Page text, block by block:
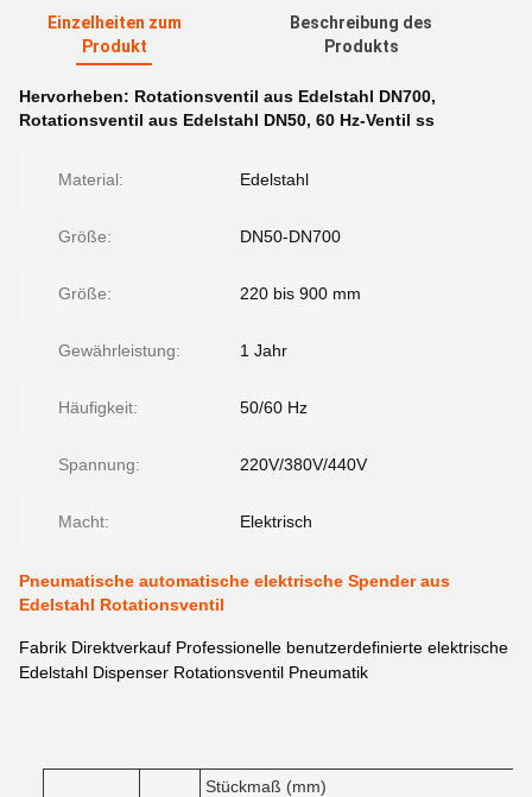
Einzelheiten zum
Produkt
Beschreibung des
Produkts
Hervorheben: Rotationsventil aus Edelstahl DN700,
Rotationsventil aus Edelstahl DN50, 60 Hz-Ventil ss
Material: Edelstahl
Größe: DN50-DN700
Größe: 220 bis 900 mm
Gewährleistung: 1 Jahr
Häufigkeit: 50/60 Hz
Spannung: 220V/380V/440V
Macht: Elektrisch
Pneumatische automatische elektrische Spender aus
Edelstahl Rotationsventil
Fabrik Direktverkauf Professionelle benutzerdefinierte elektrische
Edelstahl Dispenser Rotationsventil Pneumatik
Stückmaß (mm)